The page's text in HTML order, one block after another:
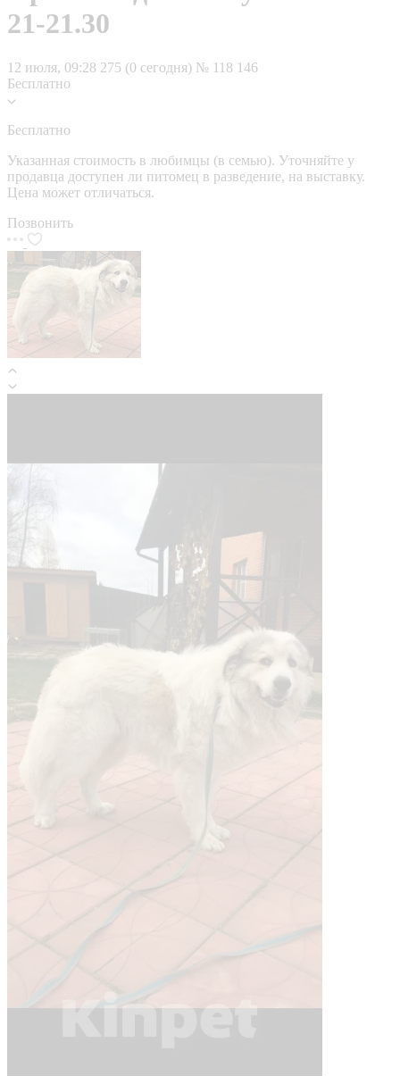
21-21.30
12 июля, 09:28 275 (0 сегодня) № 118 146
Бесплатно
Бесплатно
Указанная стоимость в любимцы (в семью). Уточняйте у
продавца доступен ли питомец в разведение, на выставку.
Цена может отличаться.
Позвонить